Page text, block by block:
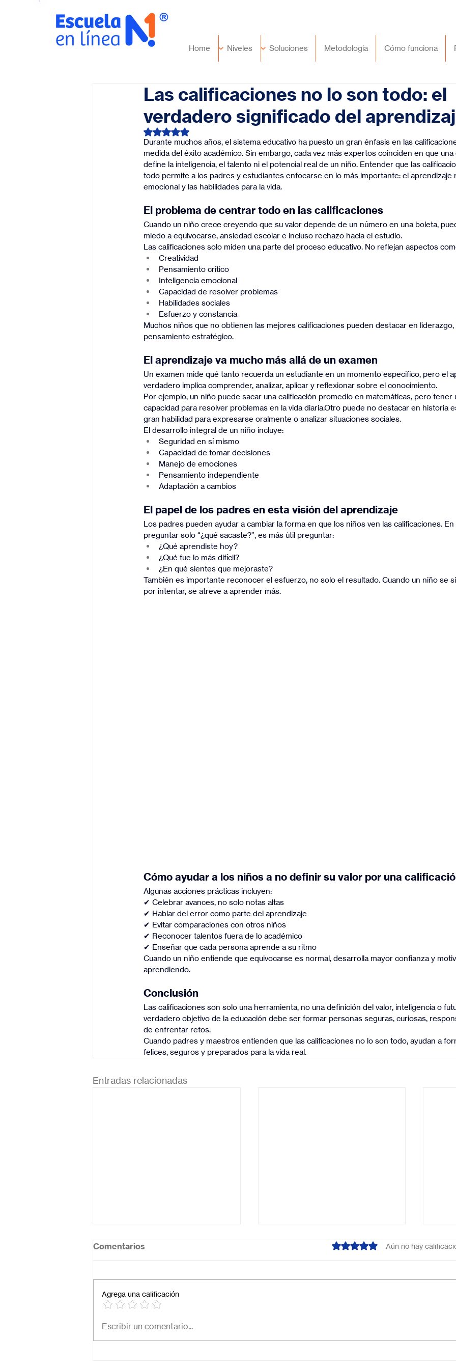
Home Niveles Soluciones Metodologia Cómo funciona
Las calificaciones no lo son todo: el
verdadero significado del
Obtuvo NaN de 5 estrellas.
Durante muchos años, el sistema educativo ha puesto un gran énfasis en las
medida del éxito académico. Sin embargo, cada vez más expertos coinciden en que
define la inteligencia, el talento ni el potencial real de un niño. Entender que las
todo permite a los padres y estudiantes enfocarse en lo más importante: el aprendizaje
emocional y las habilidades para la vida.
El problema de centrar todo en las calificaciones
Cuando un niño crece creyendo que su valor depende de un número en una boleta,
miedo a equivocarse, ansiedad escolar e incluso rechazo hacia el estudio.
Las calificaciones solo miden una parte del proceso educativo. No reflejan aspectos
Creatividad
Pensamiento crítico
Inteligencia emocional
Capacidad de resolver problemas
Habilidades sociales
Esfuerzo y constancia
Muchos niños que no obtienen las mejores calificaciones pueden destacar en
pensamiento estratégico.
El aprendizaje va mucho más allá de un examen
Un examen mide qué tanto recuerda un estudiante en un momento específico, pero el
verdadero implica comprender, analizar, aplicar y reflexionar sobre el conocimiento.
Por ejemplo, un niño puede sacar una calificación promedio en matemáticas, pero
capacidad para resolver problemas en la vida diaria.Otro puede no destacar en historia
gran habilidad para expresarse oralmente o analizar situaciones sociales.
El desarrollo integral de un niño incluye:
Seguridad en sí mismo
Capacidad de tomar decisiones
Manejo de emociones
Pensamiento independiente
Adaptación a cambios
El papel de los padres en esta visión del aprendizaje
Los padres pueden ayudar a cambiar la forma en que los niños ven las calificaciones.
preguntar solo “¿qué sacaste?”, es más útil preguntar:
¿Qué aprendiste hoy?
¿Qué fue lo más difícil?
¿En qué sientes que mejoraste?
También es importante reconocer el esfuerzo, no solo el resultado. Cuando un niño se
por intentar, se atreve a aprender más.
Cómo ayudar a los niños a no definir su valor por una
Algunas acciones prácticas incluyen:
✔ Celebrar avances, no solo notas altas
✔ Hablar del error como parte del aprendizaje
✔ Evitar comparaciones con otros niños
✔ Reconocer talentos fuera de lo académico
✔ Enseñar que cada persona aprende a su ritmo
Cuando un niño entiende que equivocarse es normal, desarrolla mayor confianza y
aprendiendo.
Conclusión
Las calificaciones son solo una herramienta, no una definición del valor, inteligencia o
verdadero objetivo de la educación debe ser formar personas seguras, curiosas,
de enfrentar retos.
Cuando padres y maestros entienden que las calificaciones no lo son todo, ayudan a
felices, seguros y preparados para la vida real.
Entradas relacionadas
Necesito una secundaria
Comentarios Obtuvo 0 de 5 estrellas.
Aún no hay
Agrega una calificación
Escribir un comentario...